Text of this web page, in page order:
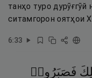
танҳо туро
ситамгорон оятҳои
6:33
فَصَبَرُوا۟